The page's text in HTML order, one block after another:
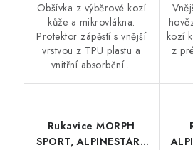
Obšívka z výběrové kozí
kůže a mikrovlákna.
Protektor zápěstí s vnější
vrstvou z TPU plastu a
vnitřní absorbční...
kozí
z
Rukavice MORPH
SPORT, ALPINESTARS